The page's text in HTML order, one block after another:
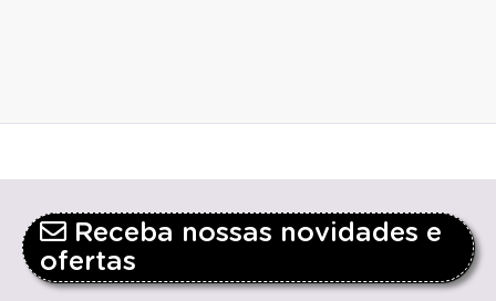
Receba nossas novidades e
ofertas